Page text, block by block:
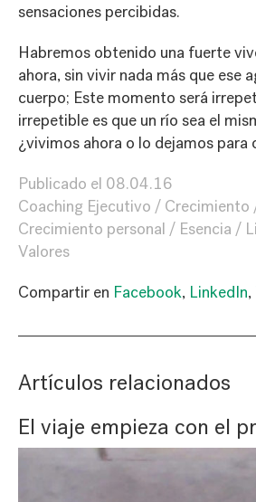
sensaciones percibidas.
Habremos obtenido una fuerte
ahora, sin vivir nada más que ese
cuerpo; Este momento será
irrepetible es que un río sea el
¿vivimos ahora o lo dejamos
Publicado el 08.04.16
Coaching Ejecutivo
Crecimiento
Crecimiento personal
Esencia
Valores
Compartir en Facebook, LinkedIn,
Artículos relacionados
El viaje empieza con el